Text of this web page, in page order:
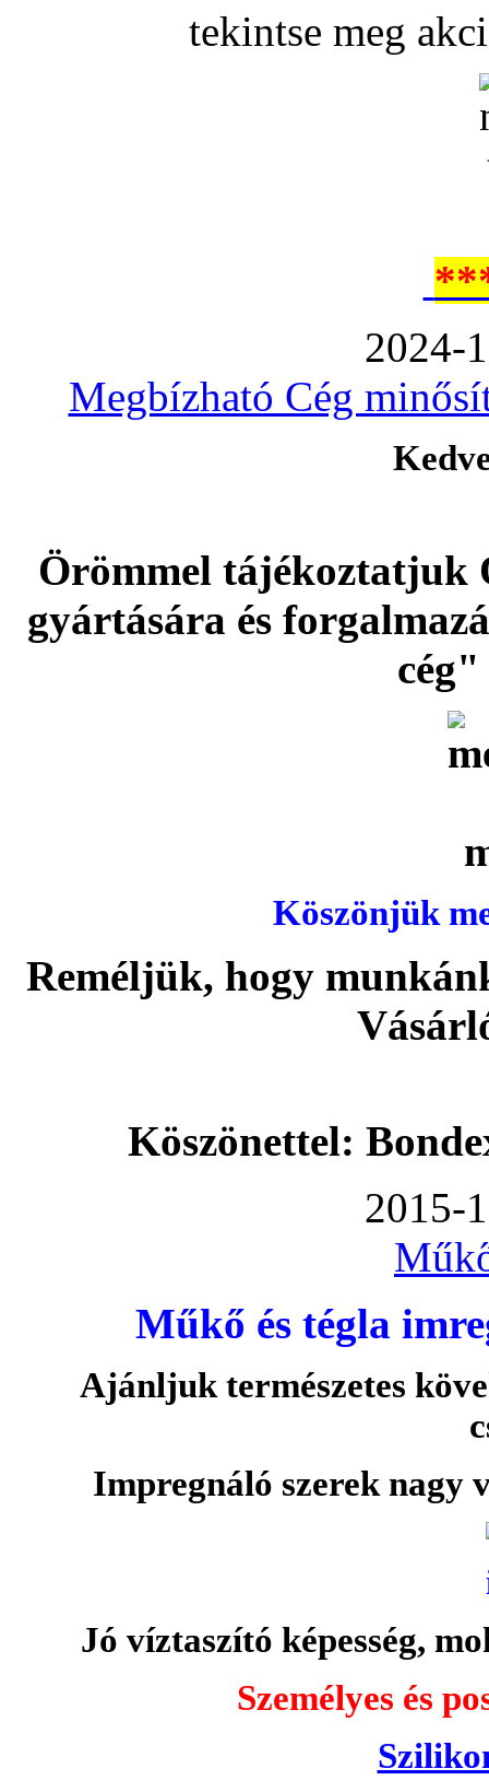
tekintse meg
2024-
Megbízható Cég
Örömmel tájékoztatjuk
gyártására és
Köszönjük
Reméljük, hogy
Köszönettel:
2015-
Műkő és tégla
Ajánljuk természetes
Impregnáló szerek
Jó víztaszító képesség,
Személyes és